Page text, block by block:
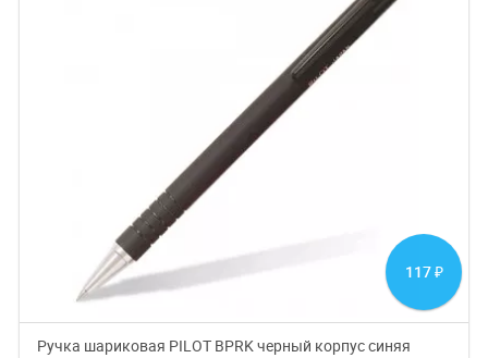
117 ₽
Ручка шариковая PILOT BPRK черный корпус синяя